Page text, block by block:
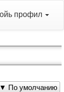
профил
▼ По умолчанию